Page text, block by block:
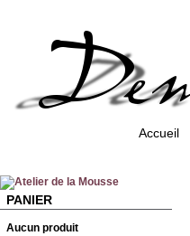
Accueil
PANIER
Aucun produit